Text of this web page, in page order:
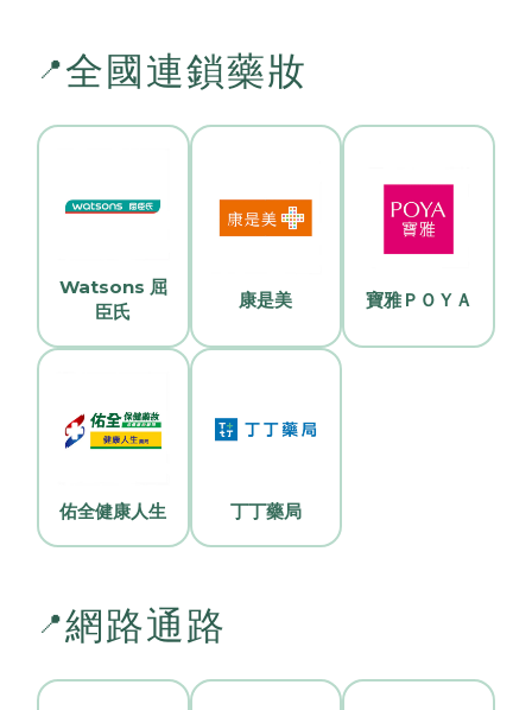
📍全國連鎖藥妝
Watsons 屈
臣氏
康是美 寶雅ＰＯＹＡ
佑全健康人生 丁丁藥局
📍網路通路